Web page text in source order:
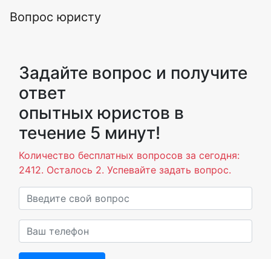
Вопрос юристу
Задайте вопрос и получите
ответ
опытных юристов в
течение 5 минут!
Количество бесплатных вопросов за сегодня:
2412. Осталось 2. Успевайте задать вопрос.